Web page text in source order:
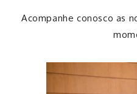
Acompanhe conosco as